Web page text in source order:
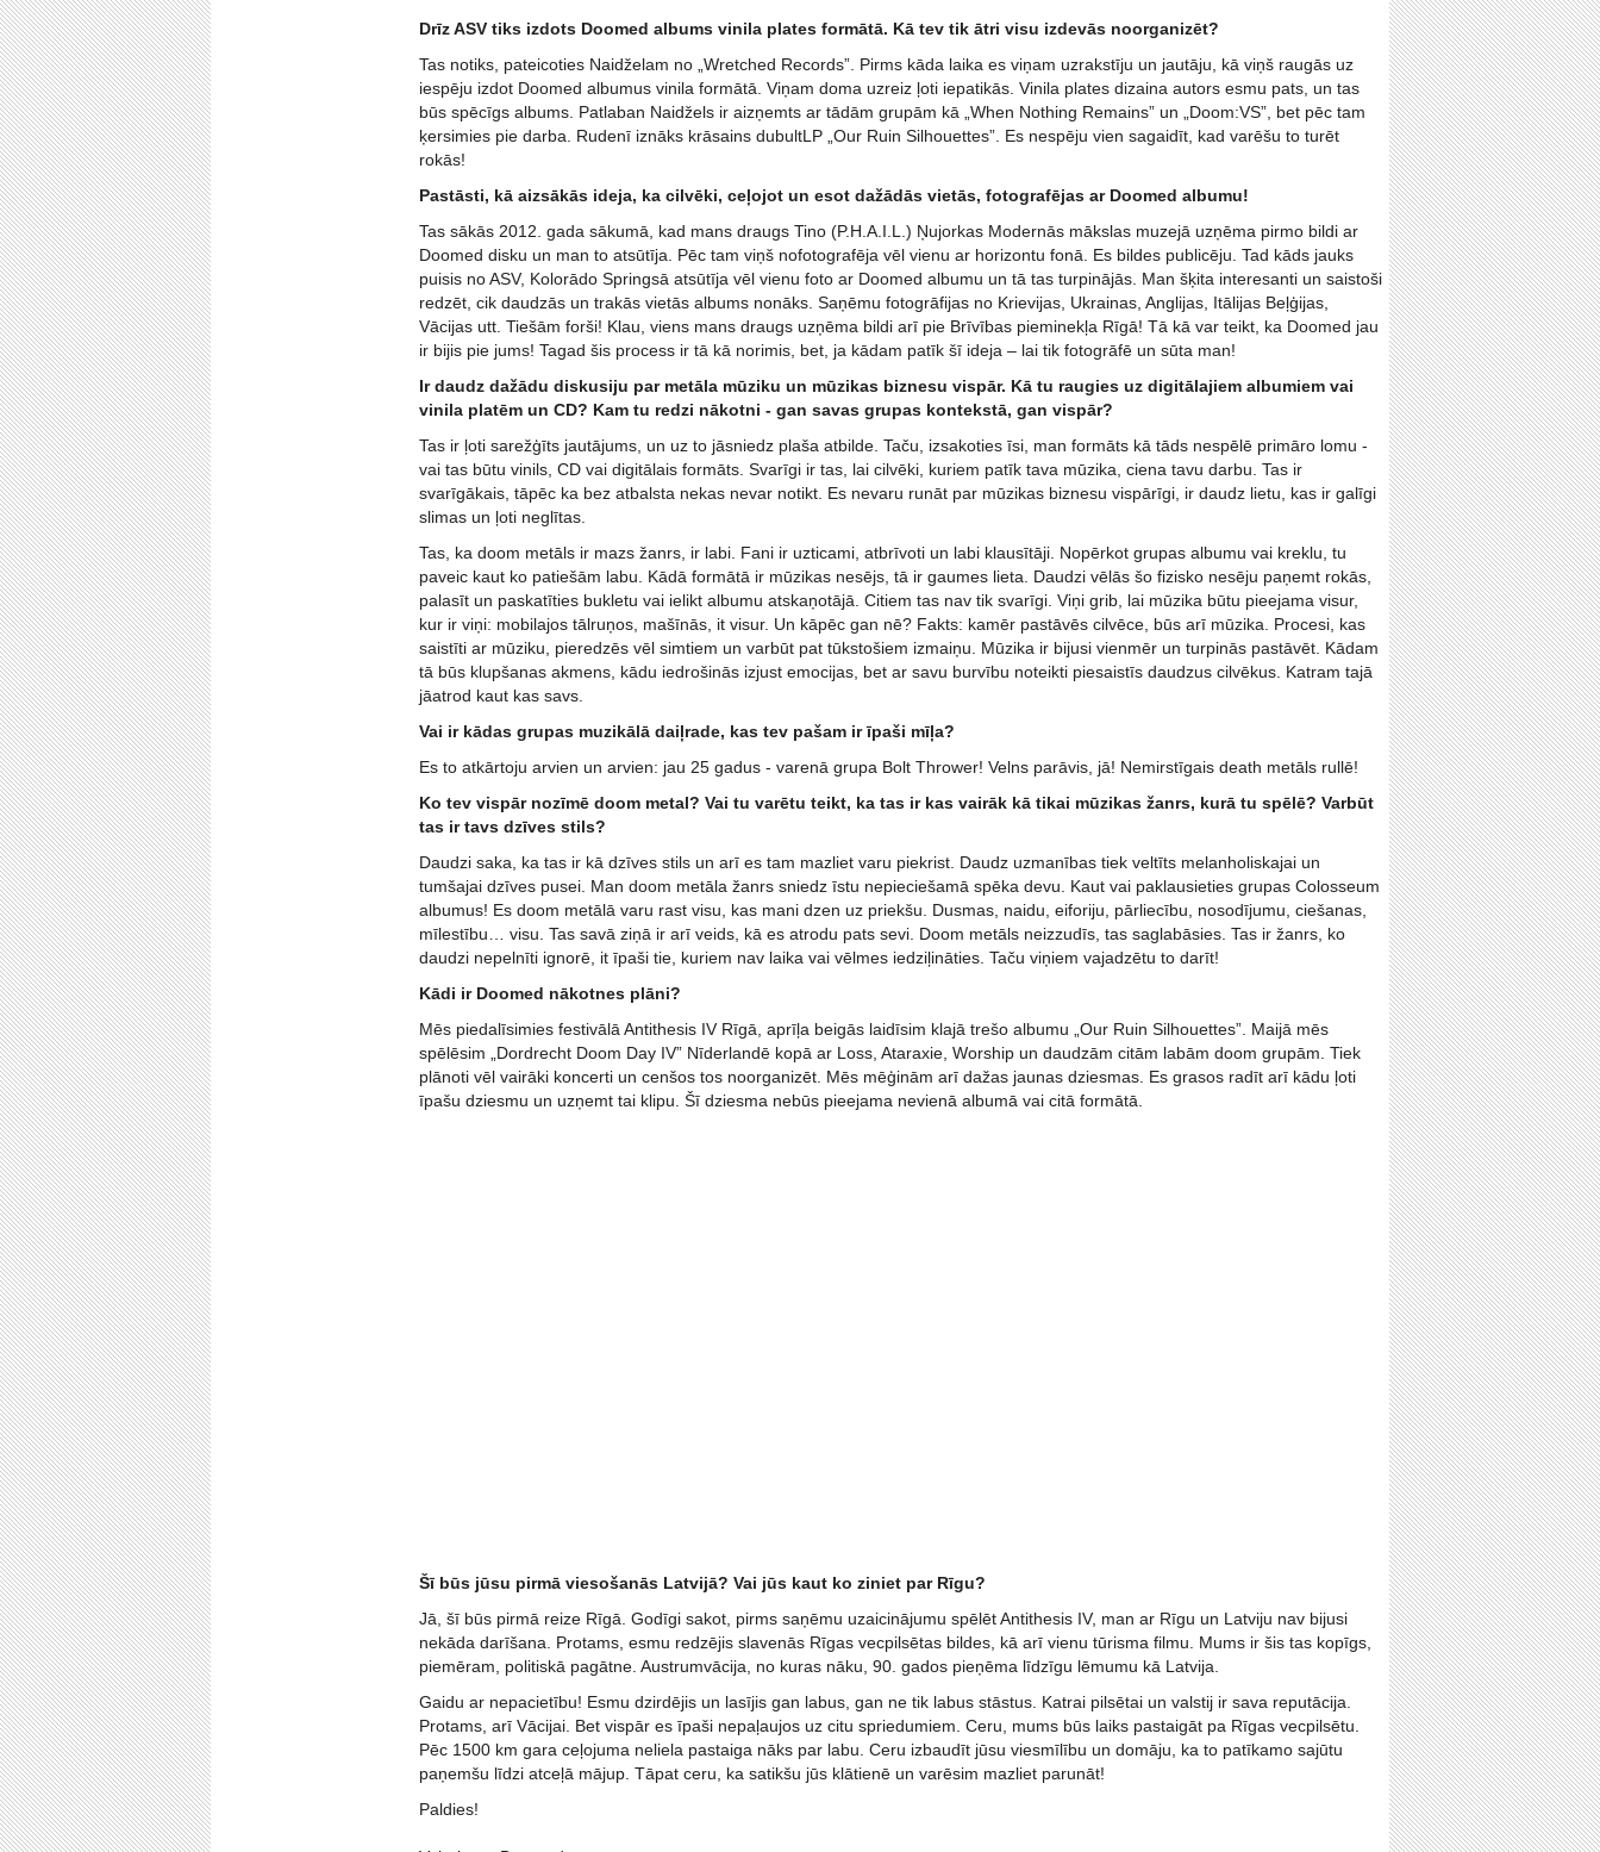
Drīz ASV tiks izdots Doomed albums vinila plates formātā. Kā tev tik ātri visu izdevās noorganizēt?
Tas notiks, pateicoties Naidželam no „Wretched Records”. Pirms kāda laika es viņam uzrakstīju un jautāju, kā viņš raugās uz
iespēju izdot Doomed albumus vinila formātā. Viņam doma uzreiz ļoti iepatikās. Vinila plates dizaina autors esmu pats, un tas
būs spēcīgs albums. Patlaban Naidžels ir aizņemts ar tādām grupām kā „When Nothing Remains” un „Doom:VS”, bet pēc tam
ķersimies pie darba. Rudenī iznāks krāsains dubultLP „Our Ruin Silhouettes”. Es nespēju vien sagaidīt, kad varēšu to turēt
rokās!
Pastāsti, kā aizsākās ideja, ka cilvēki, ceļojot un esot dažādās vietās, fotografējas ar Doomed albumu!
Tas sākās 2012. gada sākumā, kad mans draugs Tino (P.H.A.I.L.) Ņujorkas Modernās mākslas muzejā uzņēma pirmo bildi ar
Doomed disku un man to atsūtīja. Pēc tam viņš nofotografēja vēl vienu ar horizontu fonā. Es bildes publicēju. Tad kāds jauks
puisis no ASV, Kolorādo Springsā atsūtīja vēl vienu foto ar Doomed albumu un tā tas turpinājās. Man šķita interesanti un saistoši
redzēt, cik daudzās un trakās vietās albums nonāks. Saņēmu fotogrāfijas no Krievijas, Ukrainas, Anglijas, Itālijas Beļģijas,
Vācijas utt. Tiešām forši! Klau, viens mans draugs uzņēma bildi arī pie Brīvības pieminekļa Rīgā! Tā kā var teikt, ka Doomed jau
ir bijis pie jums! Tagad šis process ir tā kā norimis, bet, ja kādam patīk šī ideja – lai tik fotogrāfē un sūta man!
Ir daudz dažādu diskusiju par metāla mūziku un mūzikas biznesu vispār. Kā tu raugies uz digitālajiem albumiem vai
vinila platēm un CD? Kam tu redzi nākotni - gan savas grupas kontekstā, gan vispār?
Tas ir ļoti sarežģīts jautājums, un uz to jāsniedz plaša atbilde. Taču, izsakoties īsi, man formāts kā tāds nespēlē primāro lomu -
vai tas būtu vinils, CD vai digitālais formāts. Svarīgi ir tas, lai cilvēki, kuriem patīk tava mūzika, ciena tavu darbu. Tas ir
svarīgākais, tāpēc ka bez atbalsta nekas nevar notikt. Es nevaru runāt par mūzikas biznesu vispārīgi, ir daudz lietu, kas ir galīgi
slimas un ļoti neglītas.
Tas, ka doom metāls ir mazs žanrs, ir labi. Fani ir uzticami, atbrīvoti un labi klausītāji. Nopērkot grupas albumu vai kreklu, tu
paveic kaut ko patiešām labu. Kādā formātā ir mūzikas nesējs, tā ir gaumes lieta. Daudzi vēlās šo fizisko nesēju paņemt rokās,
palasīt un paskatīties bukletu vai ielikt albumu atskaņotājā. Citiem tas nav tik svarīgi. Viņi grib, lai mūzika būtu pieejama visur,
kur ir viņi: mobilajos tālruņos, mašīnās, it visur. Un kāpēc gan nē? Fakts: kamēr pastāvēs cilvēce, būs arī mūzika. Procesi, kas
saistīti ar mūziku, pieredzēs vēl simtiem un varbūt pat tūkstošiem izmaiņu. Mūzika ir bijusi vienmēr un turpinās pastāvēt. Kādam
tā būs klupšanas akmens, kādu iedrošinās izjust emocijas, bet ar savu burvību noteikti piesaistīs daudzus cilvēkus. Katram tajā
jāatrod kaut kas savs.
Vai ir kādas grupas muzikālā daiļrade, kas tev pašam ir īpaši mīļa?
Es to atkārtoju arvien un arvien: jau 25 gadus - varenā grupa Bolt Thrower! Velns parāvis, jā! Nemirstīgais death metāls rullē!
Ko tev vispār nozīmē doom metal? Vai tu varētu teikt, ka tas ir kas vairāk kā tikai mūzikas žanrs, kurā tu spēlē? Varbūt
tas ir tavs dzīves stils?
Daudzi saka, ka tas ir kā dzīves stils un arī es tam mazliet varu piekrist. Daudz uzmanības tiek veltīts melanholiskajai un
tumšajai dzīves pusei. Man doom metāla žanrs sniedz īstu nepieciešamā spēka devu. Kaut vai paklausieties grupas Colosseum
albumus! Es doom metālā varu rast visu, kas mani dzen uz priekšu. Dusmas, naidu, eiforiju, pārliecību, nosodījumu, ciešanas,
mīlestību… visu. Tas savā ziņā ir arī veids, kā es atrodu pats sevi. Doom metāls neizzudīs, tas saglabāsies. Tas ir žanrs, ko
daudzi nepelnīti ignorē, it īpaši tie, kuriem nav laika vai vēlmes iedziļināties. Taču viņiem vajadzētu to darīt!
Kādi ir Doomed nākotnes plāni?
Mēs piedalīsimies festivālā Antithesis IV Rīgā, aprīļa beigās laidīsim klajā trešo albumu „Our Ruin Silhouettes”. Maijā mēs
spēlēsim „Dordrecht Doom Day IV” Nīderlandē kopā ar Loss, Ataraxie, Worship un daudzām citām labām doom grupām. Tiek
plānoti vēl vairāki koncerti un cenšos tos noorganizēt. Mēs mēģinām arī dažas jaunas dziesmas. Es grasos radīt arī kādu ļoti
īpašu dziesmu un uzņemt tai klipu. Šī dziesma nebūs pieejama nevienā albumā vai citā formātā.
Šī būs jūsu pirmā viesošanās Latvijā? Vai jūs kaut ko ziniet par Rīgu?
Jā, šī būs pirmā reize Rīgā. Godīgi sakot, pirms saņēmu uzaicinājumu spēlēt Antithesis IV, man ar Rīgu un Latviju nav bijusi
nekāda darīšana. Protams, esmu redzējis slavenās Rīgas vecpilsētas bildes, kā arī vienu tūrisma filmu. Mums ir šis tas kopīgs,
piemēram, politiskā pagātne. Austrumvācija, no kuras nāku, 90. gados pieņēma līdzīgu lēmumu kā Latvija.
Gaidu ar nepacietību! Esmu dzirdējis un lasījis gan labus, gan ne tik labus stāstus. Katrai pilsētai un valstij ir sava reputācija.
Protams, arī Vācijai. Bet vispār es īpaši nepaļaujos uz citu spriedumiem. Ceru, mums būs laiks pastaigāt pa Rīgas vecpilsētu.
Pēc 1500 km gara ceļojuma neliela pastaiga nāks par labu. Ceru izbaudīt jūsu viesmīlību un domāju, ka to patīkamo sajūtu
paņemšu līdzi atceļā mājup. Tāpat ceru, ka satikšu jūs klātienē un varēsim mazliet parunāt!
Paldies!